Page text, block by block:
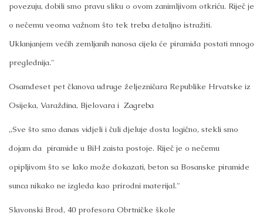
povezuju, dobili smo pravu sliku o ovom zanimljivom otkriću. Riječ je
o nečemu veoma važnom što tek treba detaljno istražiti.
Uklanjanjem većih zemljanih nanosa cijela će piramida postati mnogo
preglednija."
Osamdeset pet članova udruge željezničara Republike Hrvatske iz
Osijeka, Varaždina, Bjelovara i Zagreba
„Sve što smo danas vidjeli i čuli djeluje dosta logično, stekli smo
dojam da piramide u BiH zaista postoje. Riječ je o nečemu
opipljivom što se lako može dokazati, beton sa Bosanske piramide
sunca nikako ne izgleda kao prirodni materijal."
Slavonski Brod, 40 profesora Obrtničke škole